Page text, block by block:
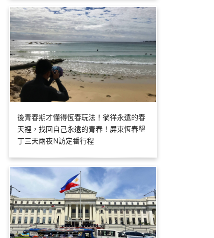
後青春期才懂得恆春玩法！徜徉永遠的春
天裡，找回自己永遠的青春！屏東恆春墾
丁三天兩夜N訪定番行程